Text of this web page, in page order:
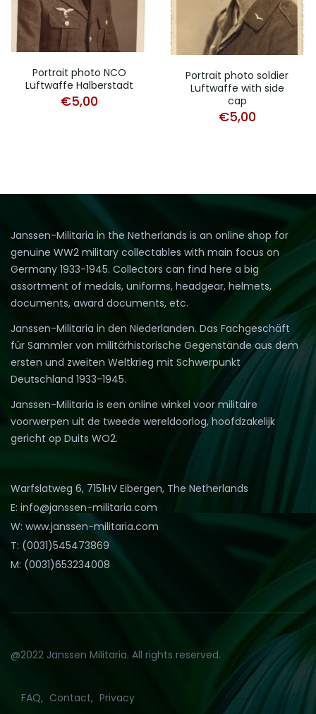
Portrait photo NCO
Luftwaffe Halberstadt
€5,00
Portrait photo soldier
Luftwaffe with side
cap
€5,00
Janssen-Militaria in the Netherlands is an online shop for
genuine WW2 military collectables with main focus on
Germany 1933-1945. Collectors can find here a big
assortment of medals, uniforms, headgear, helmets,
documents, award documents, etc.
Janssen-Militaria in den Niederlanden. Das Fachgeschäft
für Sammler von militärhistorische Gegenstände aus dem
ersten und zweiten Weltkrieg mit Schwerpunkt
Deutschland 1933-1945.
Janssen-Militaria is een online winkel voor militaire
voorwerpen uit de tweede wereldoorlog, hoofdzakelijk
gericht op Duits WO2.
Warfslatweg 6, 7151HV Eibergen, The Netherlands
E: info@janssen-militaria.com
W: www.janssen-militaria.com
T: (0031)545473869
M: (0031)653234008
@2022 Janssen Militaria. All rights reserved.
FAQ Contact Privacy